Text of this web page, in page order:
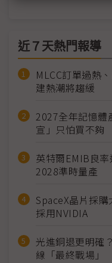
近７天熱門報導
MLCC訂單過熱
建熱潮將趨緩
2027全年記憶
宣」只怕買不夠
英特爾EMIB良
2028準時量產
SpaceX晶片採
採用NVIDIA
光進銅退更明確
線「最終戰場」